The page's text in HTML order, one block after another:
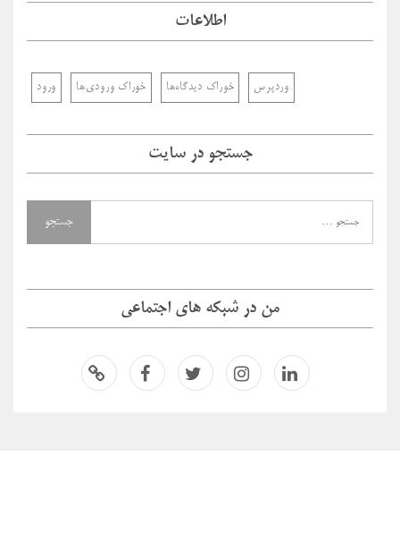
اطلاعات
ورود خوراک ورودی‌ها خوراک دیدگاه‌ها وردپرس
جستجو در سایت
من در شبکه های اجتماعی